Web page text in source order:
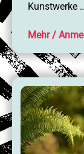
Kunstwerke
Mehr